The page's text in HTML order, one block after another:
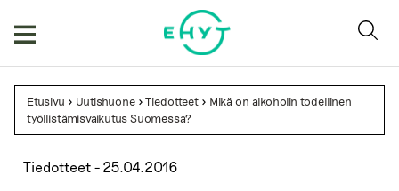
Etusivu > Uutishuone >Tiedotteet > Mikä on alkoholin todellinen
työllistämisvaikutus Suomessa?
Tiedotteet - 25.04.2016